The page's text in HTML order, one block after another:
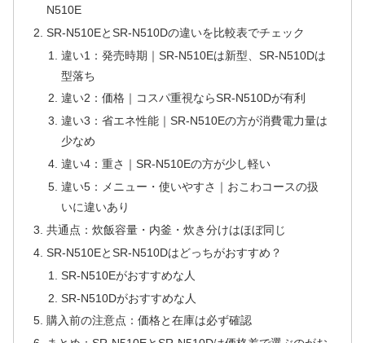
N510E
SR-N510EとSR-N510Dの違いを比較表でチェック
違い1：発売時期｜SR-N510Eは新型、SR-N510Dは
型落ち
違い2：価格｜コスパ重視ならSR-N510Dが有利
違い3：省エネ性能｜SR-N510Eの方が消費電力量は
少なめ
違い4：重さ｜SR-N510Eの方が少し軽い
違い5：メニュー・使いやすさ｜おこわコースの扱
いに違いあり
共通点：炊飯容量・内釜・炊き分けはほぼ同じ
SR-N510EとSR-N510Dはどっちがおすすめ？
SR-N510Eがおすすめな人
SR-N510Dがおすすめな人
購入前の注意点：価格と在庫は必ず確認